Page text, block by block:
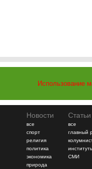
Использование
Новости
все
спорт
религия
политика
экономика
природа
Статьи
все
главный
СМИ